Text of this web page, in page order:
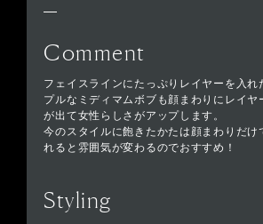
Comment
フェイスラインにたっぷりレイヤーを入れ
プルなミディマムボブも顔まわりにレイヤ
が出て女性らしさがアップします。
今のスタイルに飽きたかたは顔まわりだけ
れると雰囲気が変わるのでおすすめ！
Styling